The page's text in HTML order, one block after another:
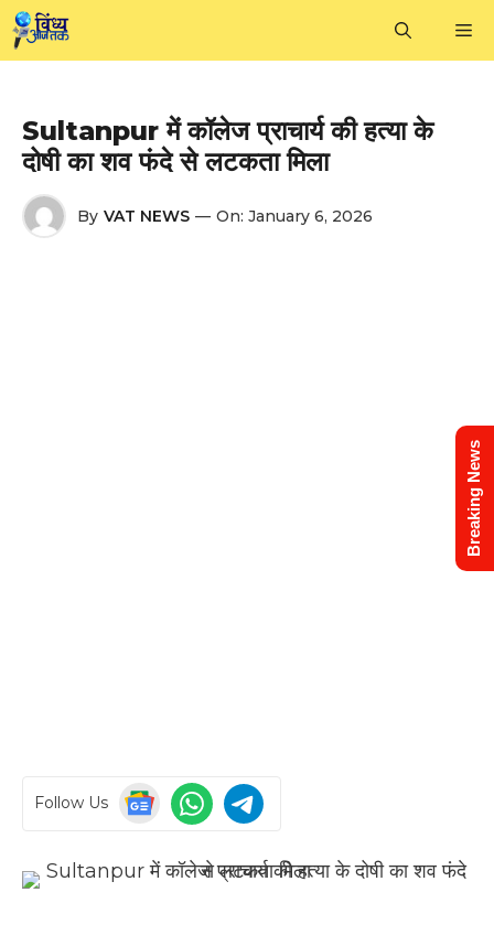
Skip
to
Sultanpur में कॉलेज प्राचार्य की हत्या के
दोषी का शव फंदे से लटकता मिला
By VAT NEWS — On: January 6, 2026
Follow Us
Breaking News